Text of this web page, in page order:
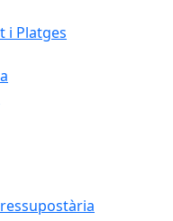
i Platges